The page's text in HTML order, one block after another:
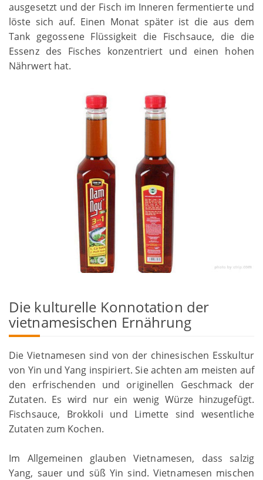
ausgesetzt und der Fisch im Inneren fermentierte und
löste sich auf. Einen Monat später ist die aus dem
Tank gegossene Flüssigkeit die Fischsauce, die die
Essenz des Fisches konzentriert und einen hohen
Nährwert hat.
Die kulturelle Konnotation der
vietnamesischen Ernährung
Die Vietnamesen sind von der chinesischen Esskultur
von Yin und Yang inspiriert. Sie achten am meisten auf
den erfrischenden und originellen Geschmack der
Zutaten. Es wird nur ein wenig Würze hinzugefügt.
Fischsauce, Brokkoli und Limette sind wesentliche
Zutaten zum Kochen.
Im Allgemeinen glauben Vietnamesen, dass salzig
Yang, sauer und süß Yin sind. Vietnamesen mischen